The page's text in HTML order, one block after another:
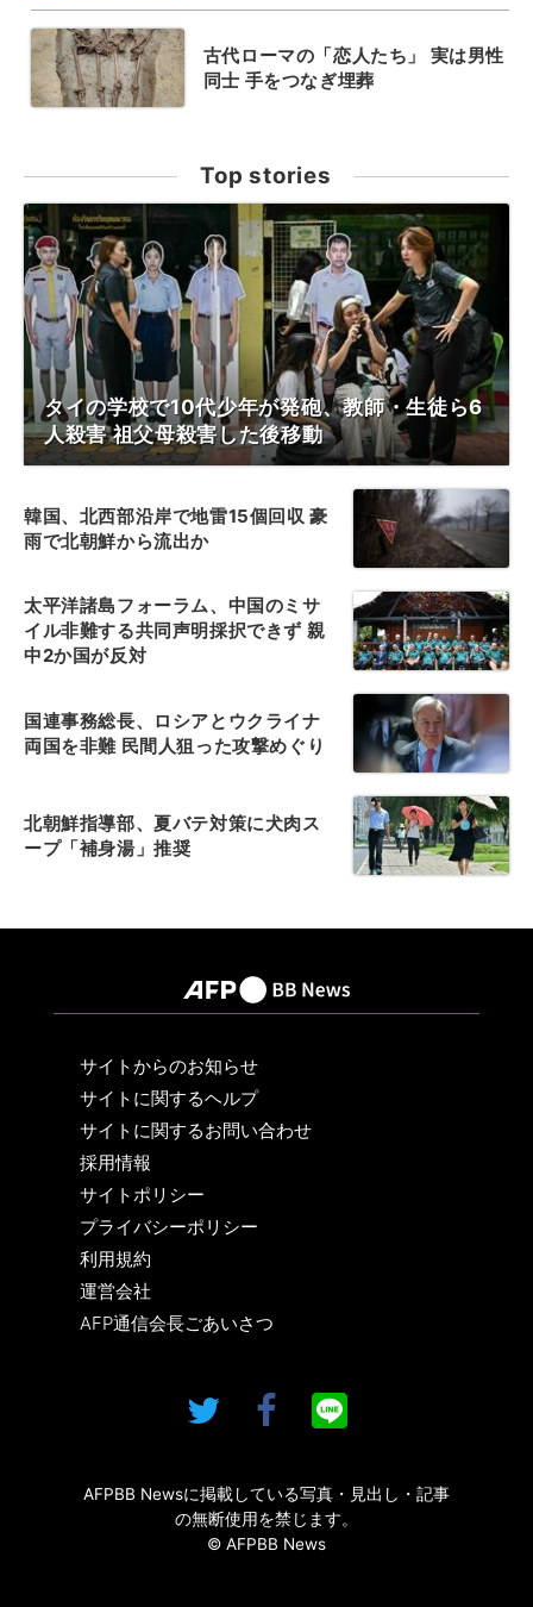
古代ローマの「恋人たち」 実は男性
同士 手をつなぎ埋葬
Top stories
タイの学校で10代少年が発砲、教師・生徒ら6
人殺害 祖父母殺害した後移動
韓国、北西部沿岸で地雷15個回収 豪
雨で北朝鮮から流出か
太平洋諸島フォーラム、中国のミサ
イル非難する共同声明採択できず 親
中2か国が反対
国連事務総長、ロシアとウクライナ
両国を非難 民間人狙った攻撃めぐり
北朝鮮指導部、夏バテ対策に犬肉ス
ープ「補身湯」推奨
サイトからのお知らせ
サイトに関するヘルプ
サイトに関するお問い合わせ
採用情報
サイトポリシー
プライバシーポリシー
利用規約
運営会社
AFP通信会長ごあいさつ
AFPBB Newsに掲載している写真・見出し・記事
の無断使用を禁じます。
© AFPBB News